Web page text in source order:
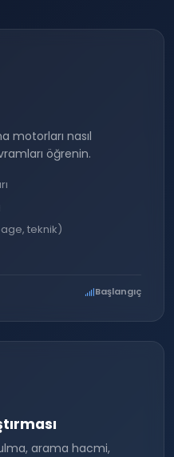
motorları nasıl
öğrenin.
teknik)
Başlangıç
arama hacmi,